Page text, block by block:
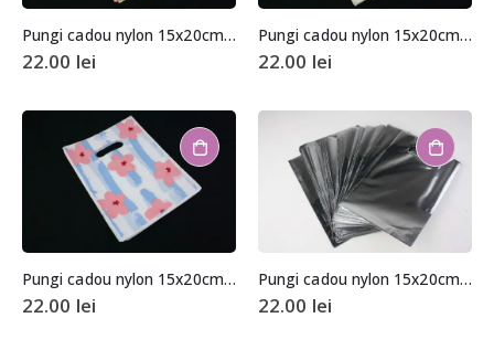
Pungi cadou nylon 15x20cm (aprox. 100 buc. +/- 2 buc.)
22.00 lei
Pungi cadou nylon 15x20cm (aprox. 100 buc. +/- 2 buc.)
22.00 lei
Pungi cadou nylon 15x20cm (aprox. 100 buc. +/- 2 buc.)
22.00 lei
Pungi cadou nylon 15x20cm (aprox. 100 buc. +/- 2 buc.)
22.00 lei